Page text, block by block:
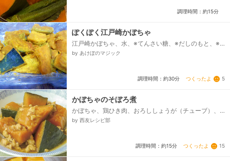
調理時間：約15分
ぽくぽく江戸崎かぼちゃ
江戸崎かぼちゃ、水、※てんさい糖、※だしのもと、※
みりん、日本酒、めんつゆ
by あけぼのマジック
調理時間：約30分 つくったよ 5
かぼちゃのそぼろ煮
かぼちゃ、鶏ひき肉、おろししょうが（チューブ）、
A：しょうゆ、A：みりん、A：上白糖、A：水、片栗
by 西友レシピ部
調理時間：約15分 つくったよ 15